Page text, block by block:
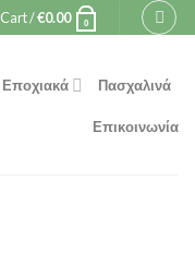
Cart /€0.00 0
Εποχιακά Πασχαλινά
Επικοινωνία